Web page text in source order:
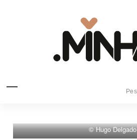
© Hugo Delgado